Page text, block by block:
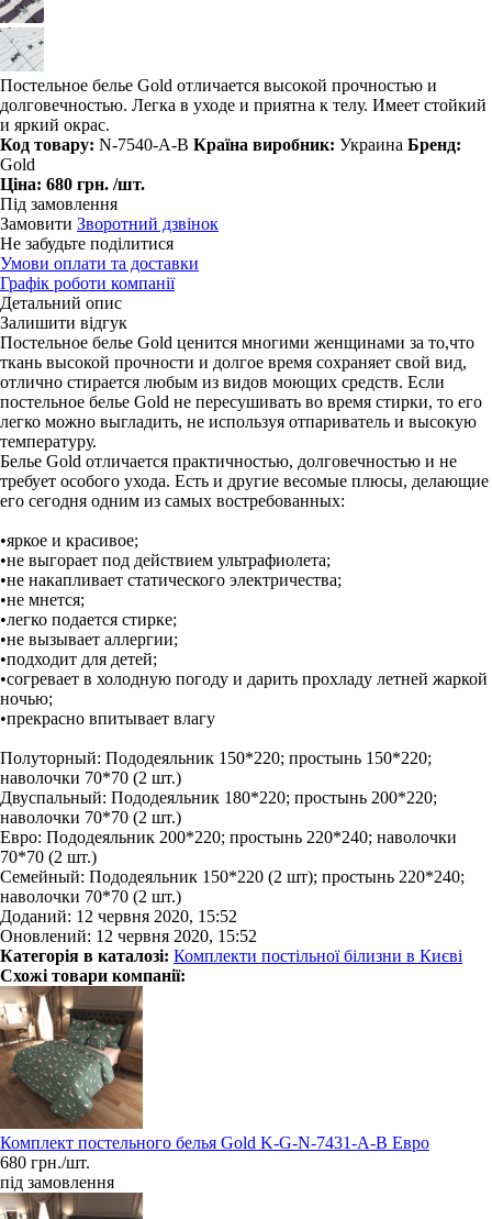
Постельное белье Gold отличается высокой прочностью и
долговечностью. Легка в уходе и приятна к телу. Имеет стойкий
и яркий окрас.
Код товару: N-7540-A-B Країна виробник: Украина Бренд:
Gold
Ціна: 680 грн. /шт.
Під замовлення
Замовити Зворотний дзвінок
Не забудьте поділитися
Умови оплати та доставки
Графік роботи компанії
Детальний опис
Залишити відгук
Постельное белье Gold ценится многими женщинами за то,что
ткань высокой прочности и долгое время сохраняет свой вид,
отлично стирается любым из видов моющих средств. Если
постельное белье Gold не пересушивать во время стирки, то его
легко можно выгладить, не используя отпариватель и высокую
температуру.
Белье Gold отличается практичностью, долговечностью и не
требует особого ухода. Есть и другие весомые плюсы, делающие
его сегодня одним из самых востребованных:
•яркое и красивое;
•не выгорает под действием ультрафиолета;
•не накапливает статического электричества;
•не мнется;
•легко подается стирке;
•не вызывает аллергии;
•подходит для детей;
•согревает в холодную погоду и дарить прохладу летней жаркой
ночью;
•прекрасно впитывает влагу
Полуторный: Пододеяльник 150*220; простынь 150*220;
наволочки 70*70 (2 шт.)
Двуспальный: Пододеяльник 180*220; простынь 200*220;
наволочки 70*70 (2 шт.)
Евро: Пододеяльник 200*220; простынь 220*240; наволочки
70*70 (2 шт.)
Семейный: Пододеяльник 150*220 (2 шт); простынь 220*240;
наволочки 70*70 (2 шт.)
Доданий: 12 червня 2020, 15:52
Оновлений: 12 червня 2020, 15:52
Категорія в каталозі: Комплекти постільної білизни в Києві
Схожі товари компанії:
Комплект постельного белья Gold K-G-N-7431-A-B Евро
680 грн./шт.
під замовлення